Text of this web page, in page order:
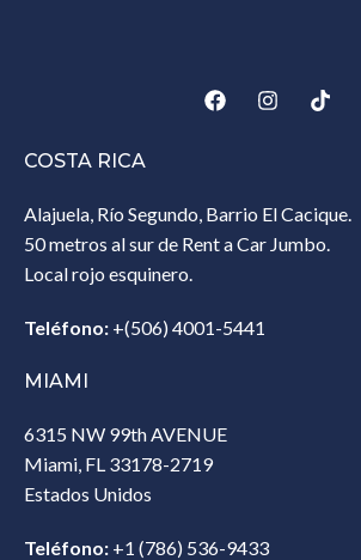
COSTA RICA
Alajuela, Río Segundo, Barrio El Cacique.
50 metros al sur de Rent a Car Jumbo.
Local rojo esquinero.
Teléfono: +(506) 4001-5441
MIAMI
6315 NW 99th AVENUE
Miami, FL 33178-2719
Estados Unidos‎
Teléfono: +1 (786) 536-9433‎